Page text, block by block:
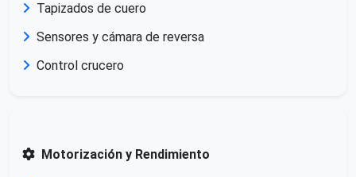
Tapizados de cuero
Sensores y cámara de reversa
Control crucero
Motorización y Rendimiento